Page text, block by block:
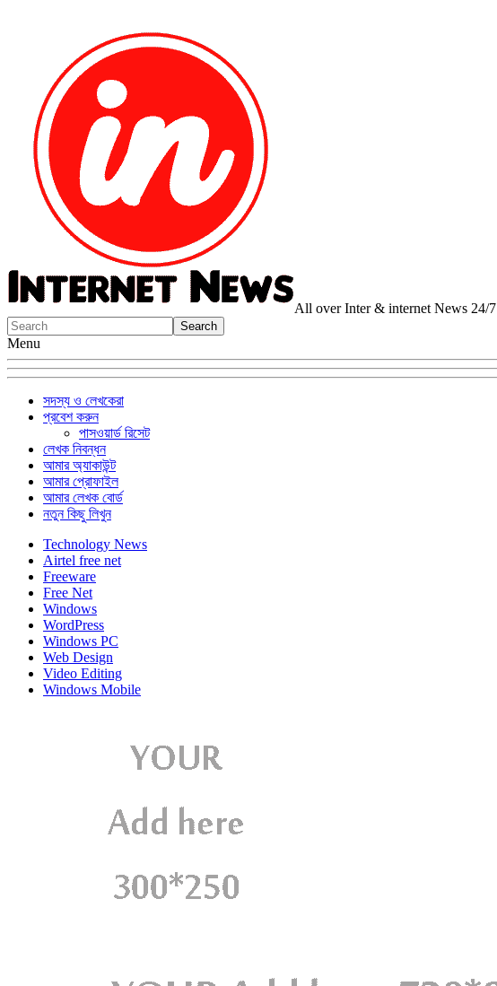
All over Inter & internet News 24/7
Menu
সদস্য ও লেখকেরা
প্রবেশ করুন
পাসওয়ার্ড রিসেট
লেখক নিবন্ধন
আমার অ্যাকাউন্ট
আমার প্রোফাইল
আমার লেখক বোর্ড
নতুন কিছু লিখুন
Technology News
Airtel free net
Freeware
Free Net
Windows
WordPress
Windows PC
Web Design
Video Editing
Windows Mobile